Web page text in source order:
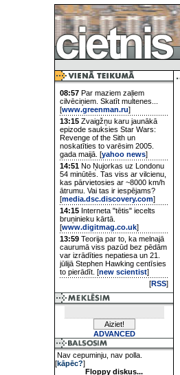
08:57 Par maziem zaļiem
cilvēciņiem. Skatīt multenes...
[www.greenman.ru]
13:15 Zvaigžņu karu jaunākā
epizode sauksies Star Wars:
Revenge of the Sith un
noskatīties to varēsim 2005.
gada maijā. [yahoo news]
14:51 No Ņujorkas uz Londonu
54 minūtēs. Tas viss ar vilcienu,
kas pārvietosies ar ~8000 km/h
ātrumu. Vai tas ir iespējams?
[media.dsc.discovery.com]
14:15 Interneta "tētis" iecelts
bruņinieku kārtā.
[www.digitmag.co.uk]
13:59 Teorija par to, ka melnajā
caurumā viss pazūd bez pēdām
var izrādīties nepatiesa un 21.
jūlijā Stephen Hawking centīsies
to pierādīt. [new scientist]
[RSS]
ADVANCED
Nav cepuminju, nav polla.
[kāpēc?]
Floppy diskus...